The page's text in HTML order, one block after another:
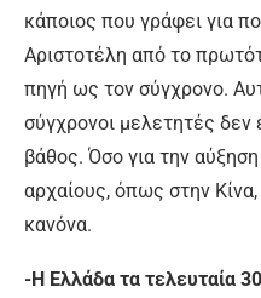
κάποιος που γράφει για
Αριστοτέλη από το
πηγή ως τον σύγχρονο.
σύγχρονοι μελετητές δεν
βάθος. Όσο για την
αρχαίους, όπως στην
κανόνα.
-Η Ελλάδα τα τελευταία